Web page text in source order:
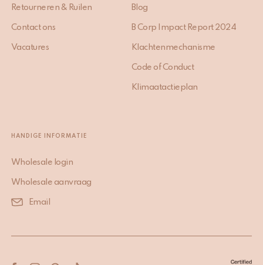
Retourneren & Ruilen
Contact ons
Vacatures
Blog
B Corp Impact Report 2024
Klachtenmechanisme
Code of Conduct
Klimaatactieplan
HANDIGE INFORMATIE
Wholesale login
Wholesale aanvraag
Email